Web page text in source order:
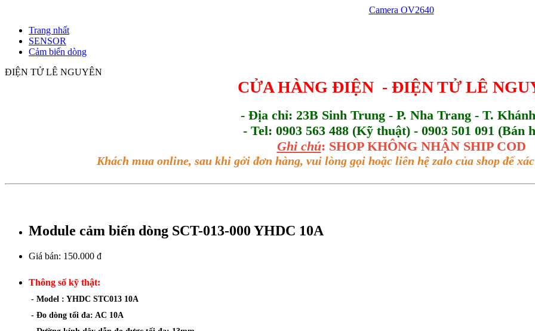
Camera OV2640
Trang nhất
SENSOR
Cảm biến dòng
ĐIỆN TỬ LÊ NGUYÊN
CỬA HÀNG ĐIỆN - ĐIỆN TỬ LÊ
- Địa chỉ: 23B Sinh Trung - P. Nha Trang - T.
- Tel: 0903 563 488 (Kỹ thuật) - 0903 501 091 (Bán
Ghi chú: SHOP KHÔNG NHẬN SHIP COD
Khách mua online, sau khi gởi đơn hàng, vui lòng gọi hoặc liên hệ zalo của shop để
Module cảm biến dòng SCT-013-000 YHDC 10A
Giá bán: 150.000 đ
Thông số kỹ thật:
- Model : YHDC STC013 10A
- Đo dòng tối đa: AC 10A